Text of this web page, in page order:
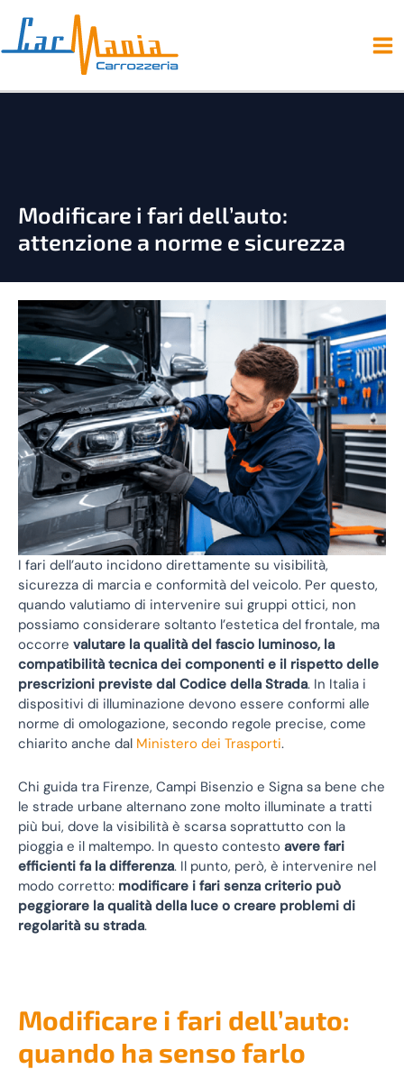
contenuto
Modificare i fari dell’auto:
attenzione a norme e sicurezza
I fari dell’auto incidono direttamente su visibilità,
sicurezza di marcia e conformità del veicolo. Per questo,
quando valutiamo di intervenire sui gruppi ottici, non
possiamo considerare soltanto l’estetica del frontale, ma
occorre valutare la qualità del fascio luminoso, la
compatibilità tecnica dei componenti e il rispetto delle
prescrizioni previste dal Codice della Strada. In Italia i
dispositivi di illuminazione devono essere conformi alle
norme di omologazione, secondo regole precise, come
chiarito anche dal Ministero dei Trasporti.
Chi guida tra Firenze, Campi Bisenzio e Signa sa bene che
le strade urbane alternano zone molto illuminate a tratti
più bui, dove la visibilità è scarsa soprattutto con la
pioggia e il maltempo. In questo contesto avere fari
efficienti fa la differenza. Il punto, però, è intervenire nel
modo corretto: modificare i fari senza criterio può
peggiorare la qualità della luce o creare problemi di
regolarità su strada.
Modificare i fari dell’auto:
quando ha senso farlo